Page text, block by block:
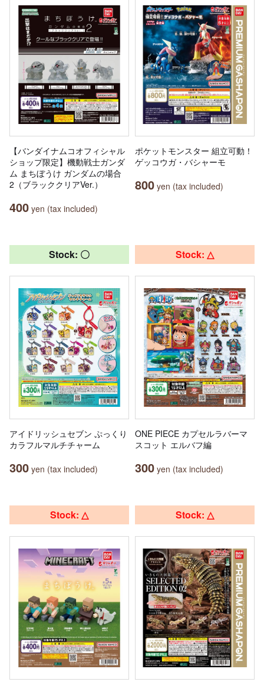
【バンダイナムコオフィシャル
ショップ限定】機動戦士ガンダ
ム まちぼうけ ガンダムの場合
2（ブラッククリアVer.）
400 yen (tax included)
ポケットモンスター 組立可動！
ゲッコウガ・バシャーモ
800 yen (tax included)
Stock: 〇
アイドリッシュセブン ぷっくり
カラフルマルチチャーム
300 yen (tax included)
Stock: △
ONE PIECE カプセルラバーマ
スコット エルバフ編
300 yen (tax included)
Stock: △ Stock: △